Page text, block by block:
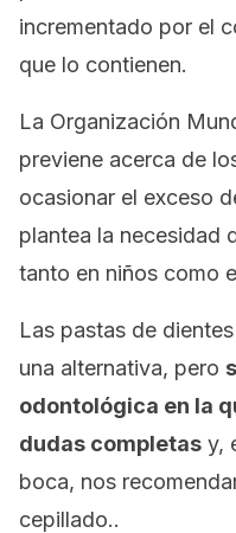
incrementado por el
que lo contienen.
La Organización
previene acerca de
ocasionar el exceso
plantea la necesidad
tanto en niños como
Las pastas de
una alternativa, pero
odontológica en la
dudas completas y,
boca, nos
cepillado..